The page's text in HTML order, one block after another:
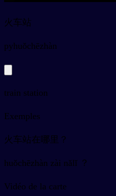
火车站
pyhuǒchēzhàn
train station
Exemples
火车站在哪里？
huǒchēzhàn zài nǎlǐ ？
Vidéo de la carte